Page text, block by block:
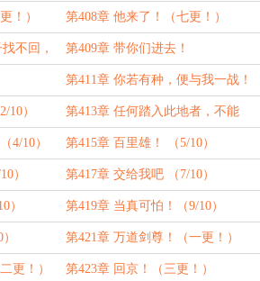
！） 第408章 他来了！（七更！）
不回， 第409章 带你们进去！
第411章 你若有种，便与我一战！
（1/10）
10） 第413章 任何踏入此地者，不能
留！（3/10）
4/10） 第415章 百里雄！ （5/10）
） 第417章 交给我吧 （7/10）
） 第419章 当真可怕！（9/10）
第421章 万道剑尊！（一更！）
更！） 第423章 回京！（三更！）